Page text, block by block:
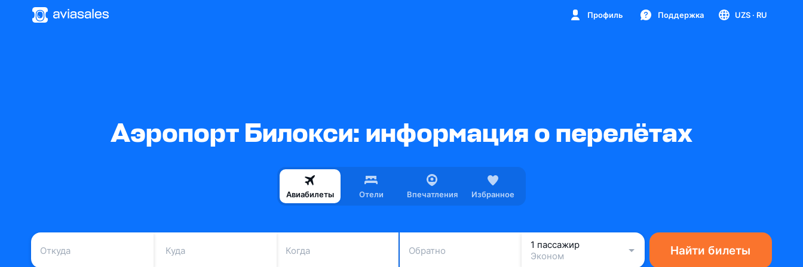
Профиль Поддержка UZS · RU
Аэропорт Билокси: информация о перелётах
Авиабилеты Отели Впечатления Избранное
Когда Обратно
1 пассажир
Эконом
Найти билеты